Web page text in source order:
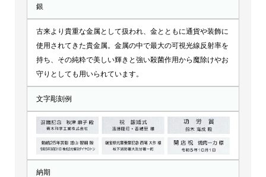
銀
古来より貴重な金属として扱われ、金とともに通貨や装飾に
使用されてきた貴金属。金属の中で最大の可視光線反射率を
持ち、その純粋で美しい輝きと強い殺菌作用から魔除けやお
守りとしても用いられています。
文字彫刻例
納期